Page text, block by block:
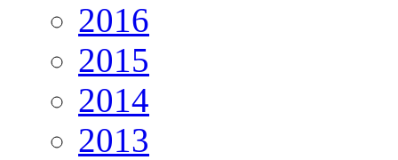
2016
2015
2014
2013